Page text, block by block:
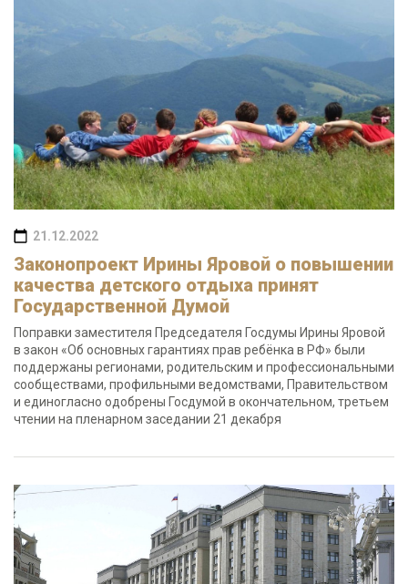
21.12.2022
Законопроект Ирины Яровой о повышении
качества детского отдыха принят
Государственной Думой
Поправки заместителя Председателя Госдумы Ирины Яровой
в закон «Об основных гарантиях прав ребёнка в РФ» были
поддержаны регионами, родительским и профессиональными
сообществами, профильными ведомствами, Правительством
и единогласно одобрены Госдумой в окончательном, третьем
чтении на пленарном заседании 21 декабря